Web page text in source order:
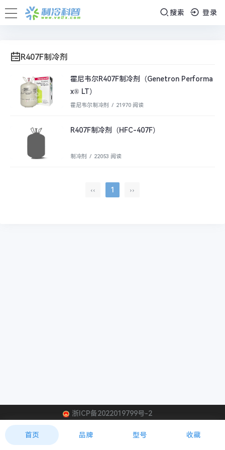
搜索 登录
R407F制冷剂
霍尼韦尔R407F制冷剂（Genetron Performa
x® LT）
霍尼韦尔制冷剂 / 21970 阅读
R407F制冷剂（HFC-407F）
制冷剂 / 22053 阅读
‹‹ 1 ››
浙ICP备2022019799号-2
首页 品牌 型号 收藏